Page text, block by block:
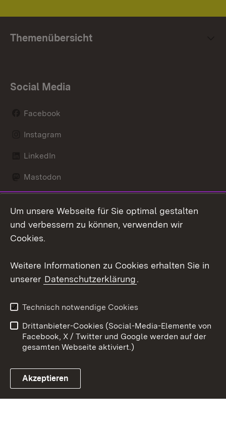
Themenübersicht
Social Media
Facebook
Instagram
LinkedIn
Mastodon
X / Twitter
Youtube
Link zum Landesportal
Kontakt
Datenschutz
Barrierefreiheit
Impressum Cookies
Um unsere Webseite für Sie optimal gestalten
und verbessern zu können, verwenden wir
Cookies.
Weitere Informationen zu Cookies erhalten Sie in
unserer Datenschutzerklärung.
Technisch notwendige Cookies
Drittanbieter-Cookies (Social-Media-Elemente von
Facebook, X / Twitter und Google werden auf der
gesamten Webseite aktiviert.)
Akzeptieren